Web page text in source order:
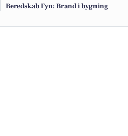
Beredskab Fyn: Brand i bygning